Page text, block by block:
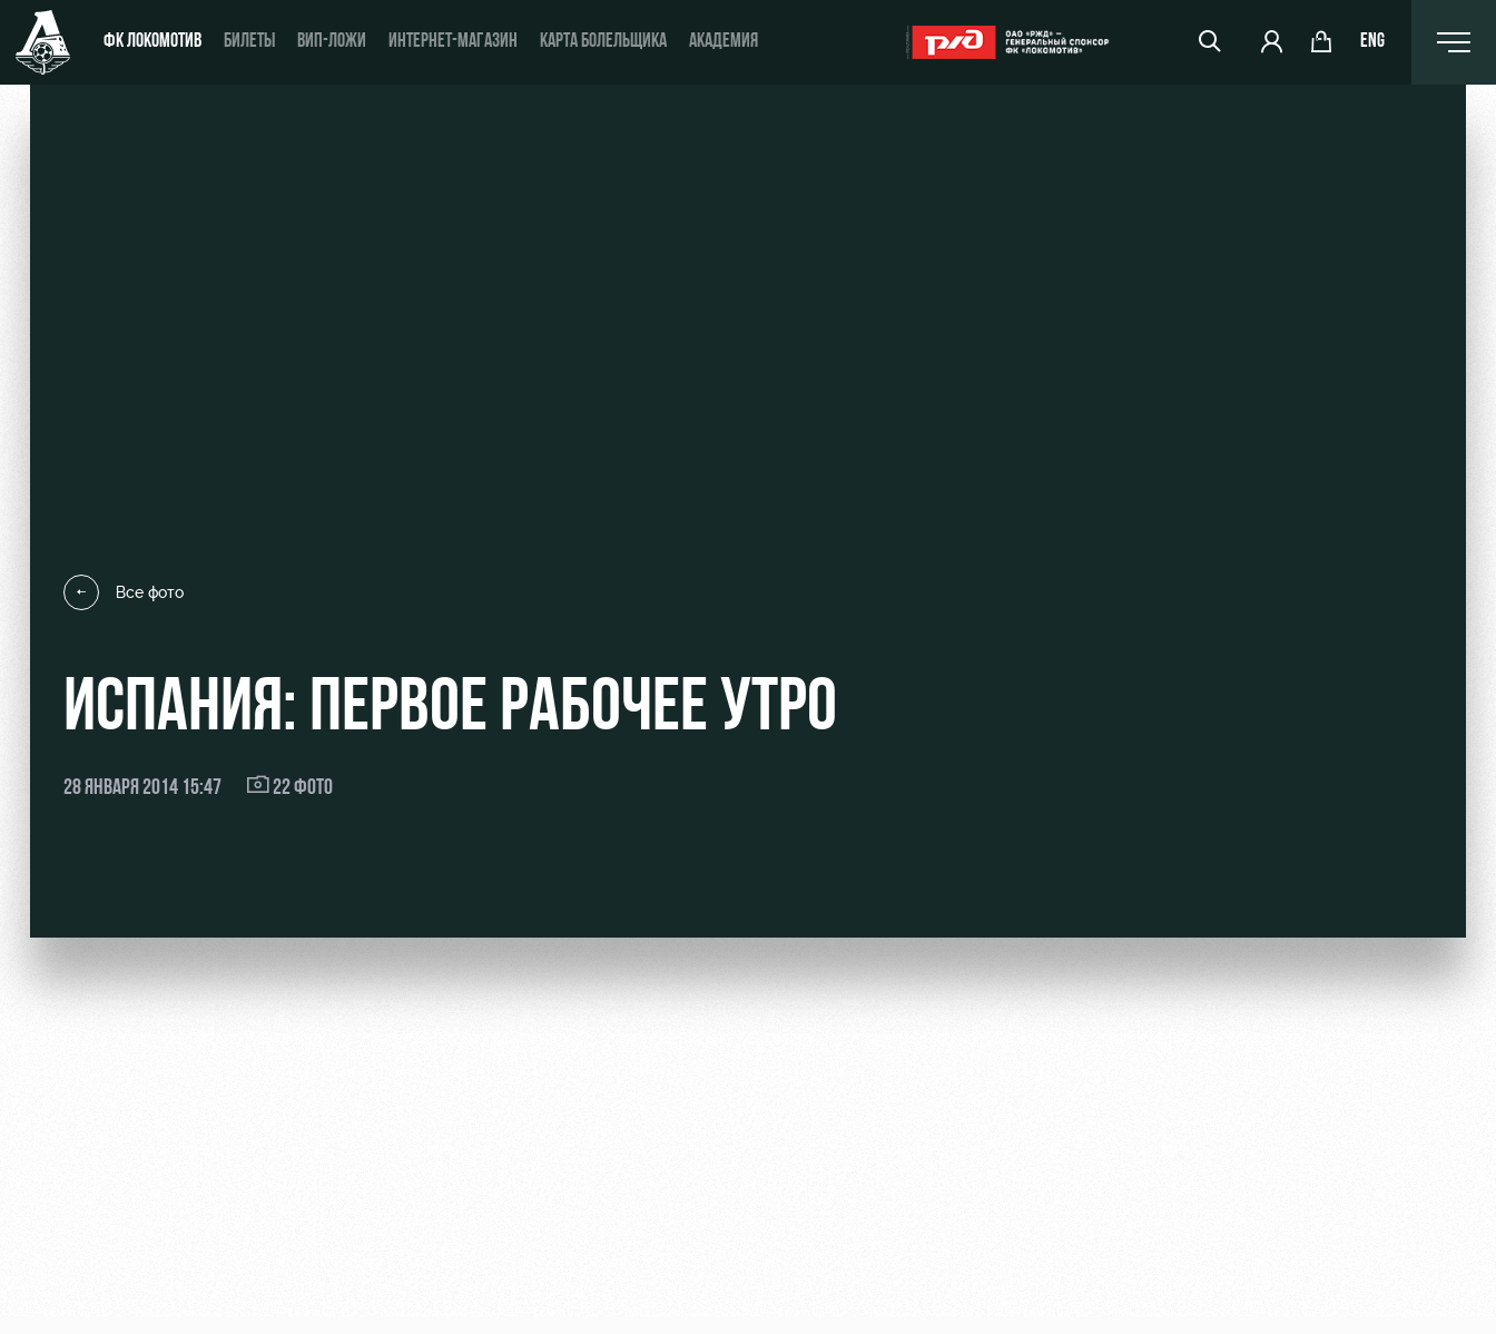
ФК ЛОКОМОТИВ БИЛЕТЫ ВИП-ЛОЖИ ИНТЕРНЕТ-МАГАЗИН КАРТА БОЛЕЛЬЩИКА АКАДЕМИЯ ENG
Локо-Лето
Академия
Как поступить
Банковская карта «Локомотив»
Заставки
Парковка
Все фото
ИСПАНИЯ: ПЕРВОЕ РАБОЧЕЕ УТРО
28 ЯНВАРЯ 2014 15:47 22 ФОТО